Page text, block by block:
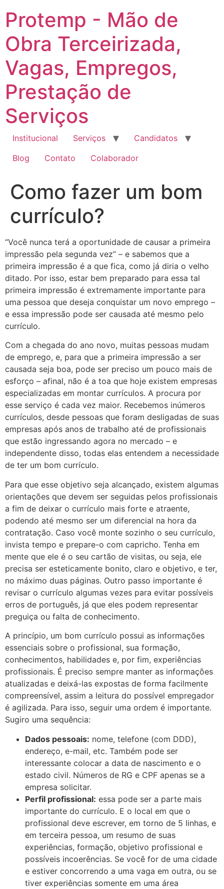
para
conteúdo
Protemp - Mão de
Obra Terceirizada,
Vagas, Empregos,
Prestação de
Serviços
Institucional Serviços
Candidatos
Blog
Contato Colaborador
Como fazer um bom
currículo?
“Você nunca terá a oportunidade de causar a primeira
impressão pela segunda vez” – e sabemos que a
primeira impressão é a que fica, como já diria o velho
ditado. Por isso, estar bem preparado para essa tal
primeira impressão é extremamente importante para
uma pessoa que deseja conquistar um novo emprego –
e essa impressão pode ser causada até mesmo pelo
currículo.
Com a chegada do ano novo, muitas pessoas mudam
de emprego, e, para que a primeira impressão a ser
causada seja boa, pode ser preciso um pouco mais de
esforço – afinal, não é a toa que hoje existem empresas
especializadas em montar currículos. A procura por
esse serviço é cada vez maior. Recebemos inúmeros
currículos, desde pessoas que foram desligadas de suas
empresas após anos de trabalho até de profissionais
que estão ingressando agora no mercado – e
independente disso, todas elas entendem a necessidade
de ter um bom currículo.
Para que esse objetivo seja alcançado, existem algumas
orientações que devem ser seguidas pelos profissionais
a fim de deixar o currículo mais forte e atraente,
podendo até mesmo ser um diferencial na hora da
contratação. Caso você monte sozinho o seu currículo,
invista tempo e prepare-o com capricho. Tenha em
mente que ele é o seu cartão de visitas, ou seja, ele
precisa ser esteticamente bonito, claro e objetivo, e ter,
no máximo duas páginas. Outro passo importante é
revisar o currículo algumas vezes para evitar possíveis
erros de português, já que eles podem representar
preguiça ou falta de conhecimento.
A princípio, um bom currículo possui as informações
essenciais sobre o profissional, sua formação,
conhecimentos, habilidades e, por fim, experiências
profissionais. É preciso sempre manter as informações
atualizadas e deixá-las expostas de forma facilmente
compreensível, assim a leitura do possível empregador
é agilizada. Para isso, seguir uma ordem é importante.
Sugiro uma sequência:
Dados pessoais: nome, telefone (com DDD),
endereço, e-mail, etc. Também pode ser
interessante colocar a data de nascimento e o
estado civil. Números de RG e CPF apenas se a
empresa solicitar.
Perfil profissional: essa pode ser a parte mais
importante do currículo. E o local em que o
profissional deve escrever, em torno de 5 linhas, e
em terceira pessoa, um resumo de suas
experiências, formação, objetivo profissional e
possíveis incoerências. Se você for de uma cidade
e estiver concorrendo a uma vaga em outra, ou se
tiver experiências somente em uma área